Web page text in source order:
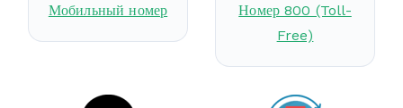
Мобильный номер
Номер 800 (Toll-
Free)